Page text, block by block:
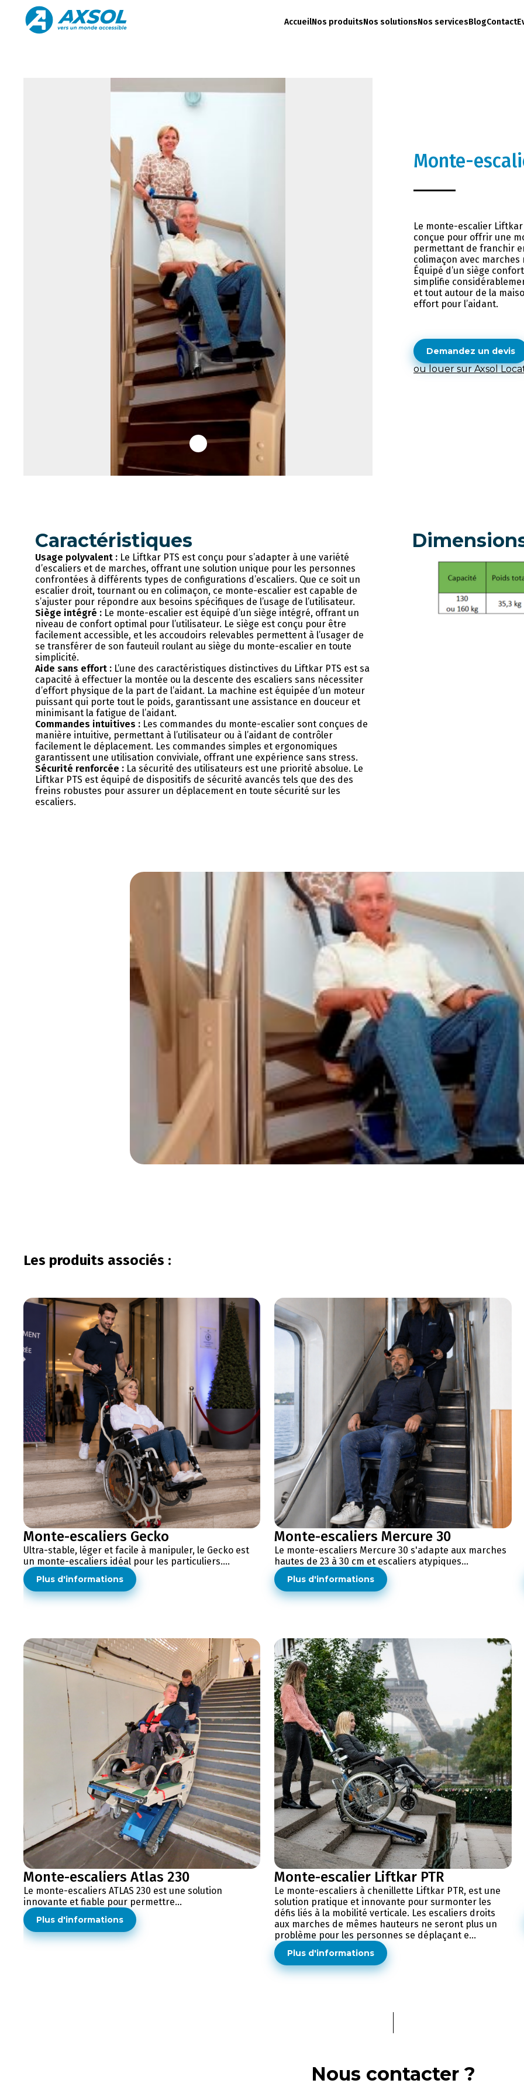
AccueilNos produitsNos solutionsNos servicesBlogContact
Monte-
Le monte-escalier
conçue pour offrir une
permettant de franchir
colimaçon avec
Équipé d’un siège
simplifie
et tout autour de la
effort pour l’aidant.
Demandez un devis
ou louer sur Axsol
Caractéristiques
Usage polyvalent : Le Liftkar PTS est conçu pour s’adapter à une variété
d’escaliers et de marches, offrant une solution unique pour les personnes
confrontées à différents types de configurations d’escaliers. Que ce soit un
escalier droit, tournant ou en colimaçon, ce monte-escalier est capable de
s’ajuster pour répondre aux besoins spécifiques de l’usage de l’utilisateur.
Siège intégré : Le monte-escalier est équipé d’un siège intégré, offrant un
niveau de confort optimal pour l’utilisateur. Le siège est conçu pour être
facilement accessible, et les accoudoirs relevables permettent à l’usager de
se transférer de son fauteuil roulant au siège du monte-escalier en toute
simplicité.
Aide sans effort : L’une des caractéristiques distinctives du Liftkar PTS est sa
capacité à effectuer la montée ou la descente des escaliers sans nécessiter
d’effort physique de la part de l’aidant. La machine est équipée d’un moteur
puissant qui porte tout le poids, garantissant une assistance en douceur et
minimisant la fatigue de l’aidant.
Commandes intuitives : Les commandes du monte-escalier sont conçues de
manière intuitive, permettant à l’utilisateur ou à l’aidant de contrôler
facilement le déplacement. Les commandes simples et ergonomiques
garantissent une utilisation conviviale, offrant une expérience sans stress.
Sécurité renforcée : La sécurité des utilisateurs est une priorité absolue. Le
Liftkar PTS est équipé de dispositifs de sécurité avancés tels que des des
freins robustes pour assurer un déplacement en toute sécurité sur les
escaliers.
Les produits associés :
Monte-escaliers Gecko
Ultra-stable, léger et facile à manipuler, le Gecko est
un monte-escaliers idéal pour les particuliers....
Plus d'informations
Monte-escaliers Mercure 30
Le monte-escaliers Mercure 30 s'adapte aux marches
hautes de 23 à 30 cm et escaliers atypiques...
Plus d'informations
Monte-escaliers Atlas 230
Le monte-escaliers ATLAS 230 est une solution
innovante et fiable pour permettre...
Plus d'informations
Monte-escalier Liftkar PTR
Le monte-escaliers à chenillette Liftkar PTR, est une
solution pratique et innovante pour surmonter les
défis liés à la mobilité verticale. Les escaliers droits
aux marches de mêmes hauteurs ne seront plus un
problème pour les personnes se déplaçant e...
Plus d'informations
Nous contacter ?